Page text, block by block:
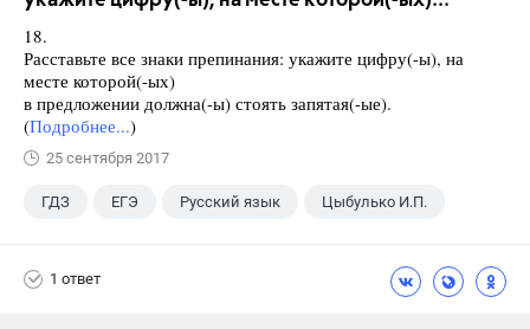
18.
Расставьте все знаки препинания: укажите цифру(-ы), на
месте которой(-ых)
в предложении должна(-ы) стоять запятая(-ые).
(Подробнее...)
25 сентября 2017
ГДЗ ЕГЭ Русский язык Цыбулько И.П.
1 ответ